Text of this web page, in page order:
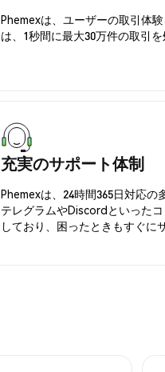
Phemexは、ユーザーの取引体
は、1秒間に最大30万件の取引
充実のサポート体制
Phemexは、24時間365日対応の
テレグラムやDiscordといった
しており、困ったときもすぐに